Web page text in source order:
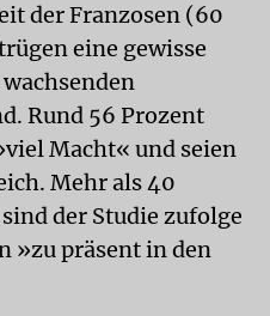
der Franzosen (60
eine gewisse
Rund 56 Prozent
Macht« und seien
Mehr als 40
der Studie zufolge
»zu präsent in den